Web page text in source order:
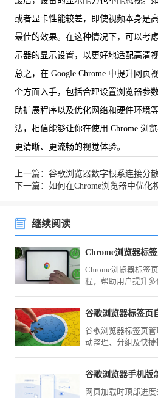
或者显卡性能较差，即使视频本身是
最佳的效果。在这种情况下，可以考
示器的显示设置，以更好地适配高清视
总之，在 Google Chrome 中提升网页
个方面入手，包括合理设置浏览器参
助扩展程序以及优化网络和硬件环境
法，相信能够让你在使用 Chrome 浏
更清晰、更流畅的视觉体验。
上一篇：谷歌浏览器数字根系连接分
下一篇：如何在Chrome浏览器中优
继续阅读
Chrome浏览器标
Chrome浏览器标签
程，帮助用户提升多
谷歌浏览器标签页
谷歌浏览器标签页
动整理、分组及快捷
谷歌浏览器手机版
网页加载时顶部进